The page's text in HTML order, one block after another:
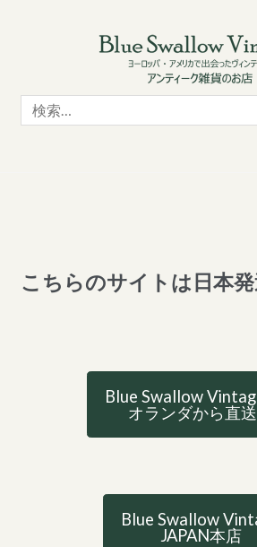
検
索:
こちらのサイトは日本
Blue Swallow
オランダから直
Blue Swallow
JAPAN本店